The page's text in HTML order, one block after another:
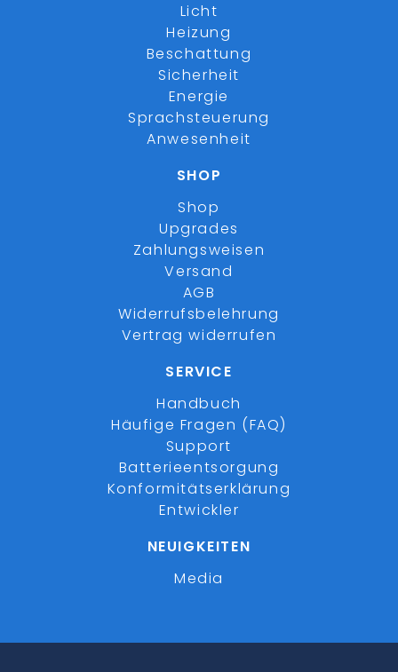
Licht
Heizung
Beschattung
Sicherheit
Energie
Sprachsteuerung
Anwesenheit
SHOP
Shop
Upgrades
Zahlungsweisen
Versand
AGB
Widerrufsbelehrung
Vertrag widerrufen
SERVICE
Handbuch
Häufige Fragen (FAQ)
Support
Batterieentsorgung
Konformitätserklärung
Entwickler
NEUIGKEITEN
Media